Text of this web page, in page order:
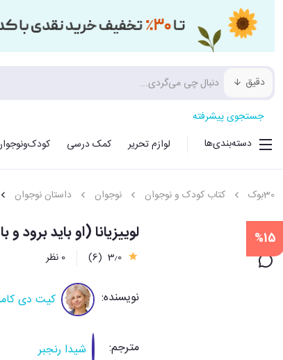
دقیق
جستجوی پیشرفته
دسته‌بندی‌ها
لوازم تحریر کمک درسی
30بوک کتاب کودک و نوجوان نوجوان داستان نوجوان
%15 لوییزیانا (او باید برود
3٫0 (6) 0 نظر
نویسنده: کیت دی
مترجم: شیدا رنجبر